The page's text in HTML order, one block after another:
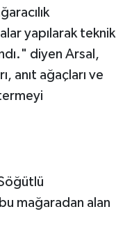
yapılarak teknik
diyen Arsal,
anıt ağaçları ve
mağaradan alan